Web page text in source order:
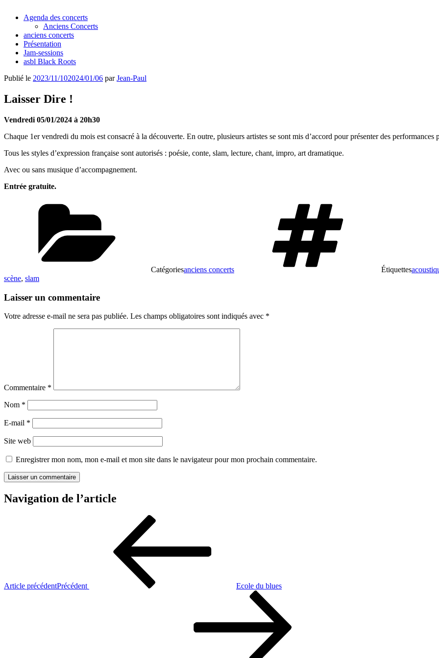
Agenda des concerts
Anciens Concerts
anciens concerts
Présentation
Jam-sessions
asbl Black Roots
Publié le 2023/11/102024/01/06 parJean-Paul
Laisser Dire !
Vendredi 05/01/2024 à 20h30
Chaque 1er vendredi du mois est consacré à la découverte. En outre, plusieurs artistes se sont mis d’accord pour présenter des performances
Tous les styles d’expression française sont autorisés : poésie, conte, slam, lecture, chant, impro, art dramatique.
Avec ou sans musique d’accompagnement.
Entrée gratuite.
Catégoriesanciens concerts Étiquettes
scène, slam
Laisser un commentaire
Votre adresse e-mail ne sera pas publiée. Les champs obligatoires sont indiqués avec *
Commentaire *
Nom *
E-mail *
Site web
Enregistrer mon nom, mon e-mail et mon site dans le navigateur pour mon prochain commentaire.
Navigation de l’article
Article précédentPrécédent Ecole du blues